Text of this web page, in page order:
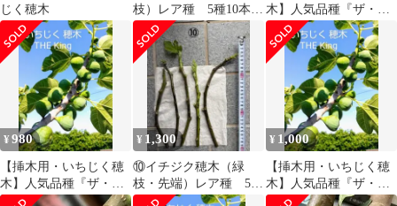
じく穂木
枝）レア種 5種10本セ
ット
木】人気品種『ザ・キ
ング』6本セット【匿名
発送】
¥980
【挿木用・いちじく穂
木】人気品種『ザ・キ
ング』3本セット【匿名
¥ 1,300
⑩イチジク穂木（緑
枝・先端）レア種 5本
セット
¥ 1,000
【挿木用・いちじく穂
木】人気品種『ザ・キ
ング』3本セット【匿名